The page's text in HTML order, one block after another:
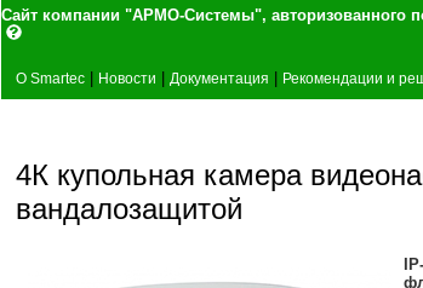
Сайт компании "АРМО-Системы",
О Smartec Новости Документация Рекомендации и
4К купольная камера
вандалозащитой